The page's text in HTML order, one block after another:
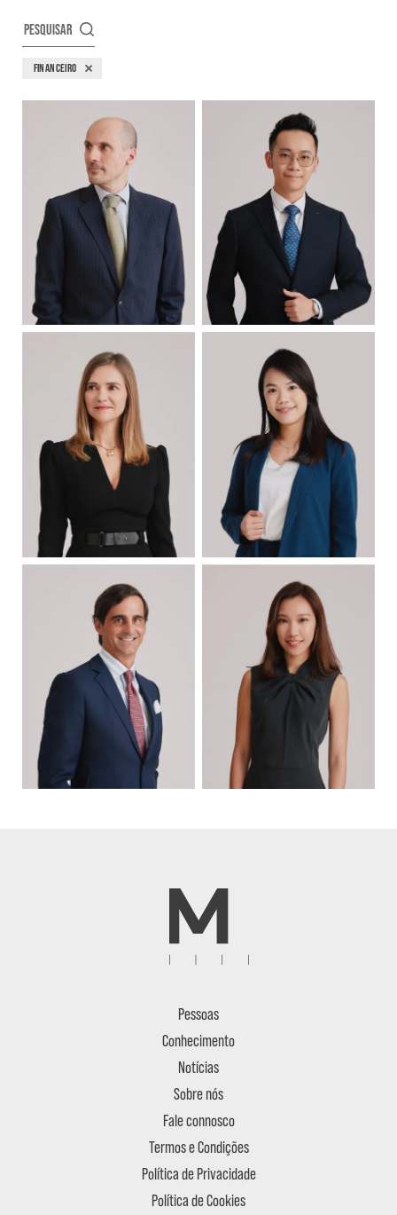
PESQUISAR
FINANCEIRO
Pessoas
Conhecimento
Notícias
Sobre nós
Fale connosco
Termos e Condições
Política de Privacidade
Política de Cookies